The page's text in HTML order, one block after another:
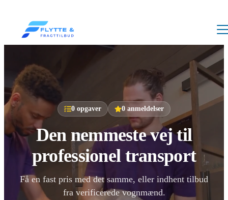
0 opgaver 0 anmeldelser
Den nemmeste vej til
professionel transport
Få en fast pris med det samme, eller indhent tilbud
fra verificerede vognmænd.